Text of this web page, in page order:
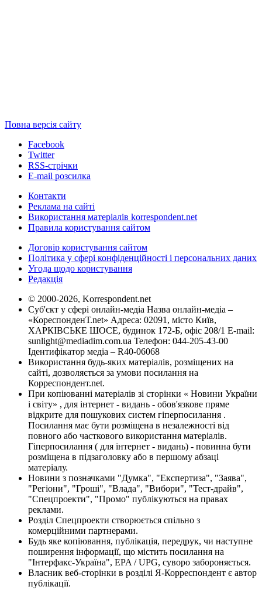
Повна версія сайту
Facebook
Twitter
RSS-стрічки
E-mail розсилка
Контакти
Реклама на сайті
Використання матеріалів korrespondent.net
Правила користування сайтом
Договір користування сайтом
Політика у сфері конфіденційності і персональних даних
Угода щодо користування
Редакція
© 2000-2026, Korrespondent.net
Суб'єкт у сфері онлайн-медіа Назва онлайн-медіа –
«КореспонденТ.net» Адреса: 02091, місто Київ,
ХАРКІВСЬКЕ ШОСЕ, будинок 172-Б, офіс 208/1 E-mail:
sunlight@mediadim.com.ua Телефон: 044-205-43-00
Ідентифікатор медіа – R40-06068
Використання будь-яких матеріалів, розміщених на
сайті, дозволяється за умови посилання на
Корреспондент.net.
При копіюванні матеріалів зі сторінки « Новини України
і світу» , для інтернет - видань - обов'язкове пряме
відкрите для пошукових систем гіперпосилання .
Посилання має бути розміщена в незалежності від
повного або часткового використання матеріалів.
Гіперпосилання ( для інтернет - видань) - повинна бути
розміщена в підзаголовку або в першому абзаці
матеріалу.
Новини з позначками "Думка", "Експертиза", "Заява",
"Регіони", "Гроші", "Влада", "Вибори", "Тест-драйв",
"Спецпроекти", "Промо" публікуються на правах
реклами.
Розділ Спецпроекти створюється спільно з
комерційними партнерами.
Будь яке копіювання, публікація, передрук, чи наступне
поширення інформації, що містить посилання на
"Інтерфакс-Україна", EPA / UPG, суворо забороняється.
Власник веб-сторінки в розділі Я-Корреспондент є автор
публікації.